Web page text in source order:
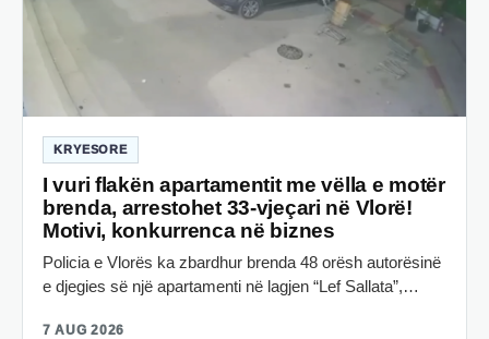
KRYESORE
I vuri flakën apartamentit me vëlla e motër
brenda, arrestohet 33-vjeçari në Vlorë!
Motivi, konkurrenca në biznes
Policia e Vlorës ka zbardhur brenda 48 orësh autorësinë
e djegies së një apartamenti në lagjen “Lef Sallata”,…
7 AUG 2026